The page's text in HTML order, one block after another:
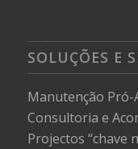
SOLUÇÕES E
Manutenção Pró-
Consultoria e
Projectos “chave